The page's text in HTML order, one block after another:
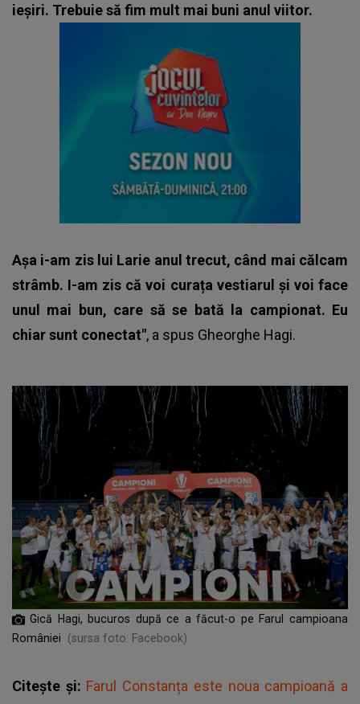
ieșiri. Trebuie să fim mult mai buni anul viitor.
Așa i-am zis lui Larie anul trecut, când mai călcam
strâmb. I-am zis că voi curața vestiarul și voi face
unul mai bun, care să se bată la campionat. Eu
chiar sunt conectat", a spus Gheorghe Hagi.
Gică Hagi, bucuros după ce a făcut-o pe Farul campioana
României
(sursa foto: Facebook)
Citește și: Farul Constanța este noua campioană a